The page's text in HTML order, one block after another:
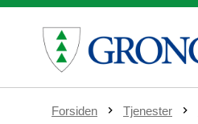
D
Forsiden Tjenester